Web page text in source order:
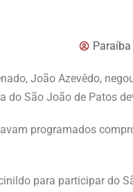
João Azevêdo,
do São João de Patos
programados
para participar do